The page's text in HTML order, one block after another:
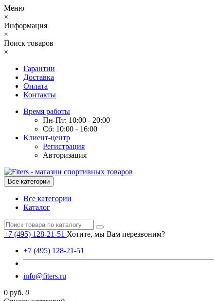
Меню
×
Информация
×
Поиск товаров
×
Гарантии
Доставка
Оплата
Контакты
Время работы
Пн-Пт: 10:00 - 20:00
Сб: 10:00 - 16:00
Клиент-центр
Регистрация
Авторизация
Все категории
Все категории
Каталог
+7 (495) 128-21-51 Хотите, мы Вам перезвоним?
+7 (495) 128-21-51
info@fiters.ru
0 руб. 0